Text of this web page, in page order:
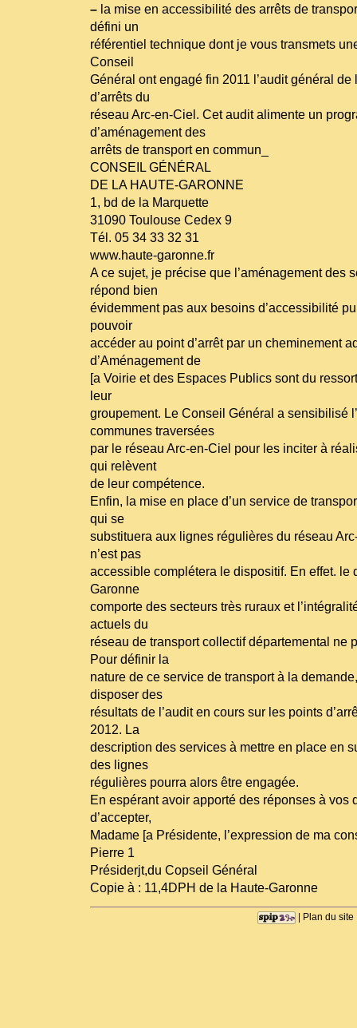
– la mise en accessibilité des arrêts de
défini un
référentiel technique dont je vous transmets
Conseil
Général ont engagé fin 2011 l’audit général de
d’arrêts du
réseau Arc-en-Ciel. Cet audit alimente un
d’aménagement des
arrêts de transport en commun_
CONSEIL GÉNÉRAL
DE LA HAUTE-GARONNE
1, bd de la Marquette
31090 Toulouse Cedex 9
Tél. 05 34 33 32 31
www.haute-garonne.fr
A ce sujet, je précise que l’aménagement des
répond bien
évidemment pas aux besoins d’accessibilité
pouvoir
accéder au point d’arrêt par un cheminement
d’Aménagement de
[a Voirie et des Espaces Publics sont du
leur
groupement. Le Conseil Général a sensibilisé
communes traversées
par le réseau Arc-en-Ciel pour les inciter à
qui relèvent
de leur compétence.
Enfin, la mise en place d’un service de
qui se
substituera aux lignes régulières du réseau
n’est pas
accessible complétera le dispositif. En effet. le
Garonne
comporte des secteurs très ruraux et
actuels du
réseau de transport collectif départemental ne
Pour définir la
nature de ce service de transport à la
disposer des
résultats de l’audit en cours sur les points
2012. La
description des services à mettre en place en
des lignes
régulières pourra alors être engagée.
En espérant avoir apporté des réponses à vos
d’accepter,
Madame [a Présidente, l’expression de ma
Pierre 1
Présiderjt,du Copseil Général
Copie à : 11,4DPH de la Haute-Garonne
| Plan du site